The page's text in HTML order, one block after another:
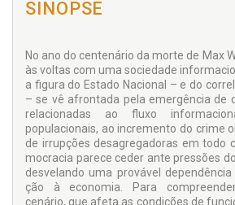
SINOPSE
No ano do centenário da morte de Max
às voltas com uma sociedade
a figura do Estado Nacional – e do
– se vê afrontada pela emergência de
relacionadas ao fluxo
populacionais, ao incremento do crime
de irrupções desagregadoras em todo
mocracia parece ceder ante pressões
desvelando uma provável
ção à economia. Para
cenário, que afeta as condições de